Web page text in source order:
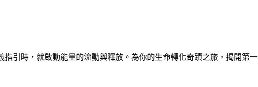
引時，就啟動能量的流動與釋放。為你的生命轉化奇蹟之旅，揭開第一